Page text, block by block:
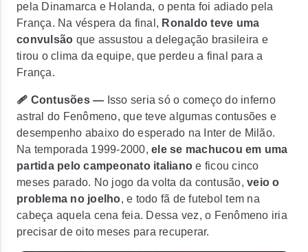
pela Dinamarca e Holanda, o penta foi adiado pela
França. Na véspera da final, Ronaldo teve uma
convulsão que assustou a delegação brasileira e
tirou o clima da equipe, que perdeu a final para a
França.
🩹 Contusões — Isso seria só o começo do inferno
astral do Fenômeno, que teve algumas contusões e
desempenho abaixo do esperado na Inter de Milão.
Na temporada 1999-2000, ele se machucou em uma
partida pelo campeonato italiano e ficou cinco
meses parado. No jogo da volta da contusão, veio o
problema no joelho, e todo fã de futebol tem na
cabeça aquela cena feia. Dessa vez, o Fenômeno iria
precisar de oito meses para recuperar.